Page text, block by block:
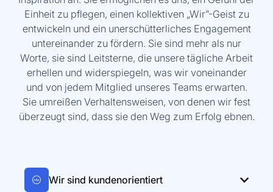
Einheit zu pflegen, einen kollektiven „Wir”-Geist zu
entwickeln und ein unerschütterliches Engagement
untereinander zu fördern. Sie sind mehr als nur
Worte, sie sind Leitsterne, die unsere tägliche Arbeit
erhellen und widerspiegeln, was wir voneinander
und von jedem Mitglied unseres Teams erwarten.
Sie umreißen Verhaltensweisen, von denen wir fest
überzeugt sind, dass sie den Weg zum Erfolg ebnen.
Wir sind kundenorientiert